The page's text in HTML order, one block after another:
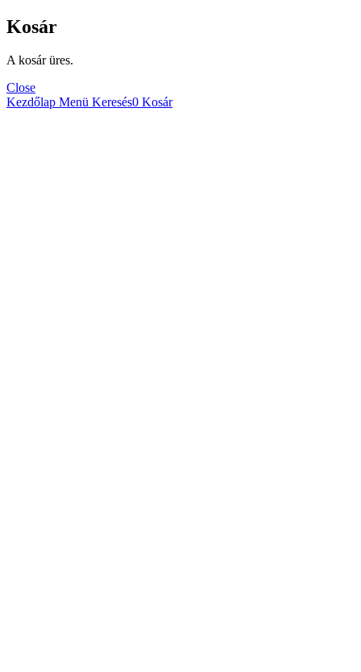
Kosár
A kosár üres.
Close
Kezdőlap Menü Keresés0 Kosár